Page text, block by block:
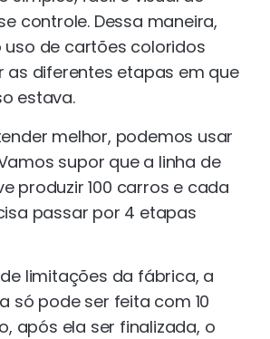
controle. Dessa maneira,
de cartões coloridos
as diferentes etapas em que
estava.
melhor, podemos usar
supor que a linha de
produzir 100 carros e cada
passar por 4 etapas
limitações da fábrica, a
só pode ser feita com 10
após ela ser finalizada, o